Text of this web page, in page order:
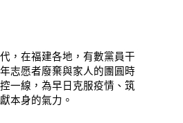
在福建各地，有數黨員干
志愿者廢棄與家人的團圓時
一線，為早日克服疫情、筑
本身的氣力。